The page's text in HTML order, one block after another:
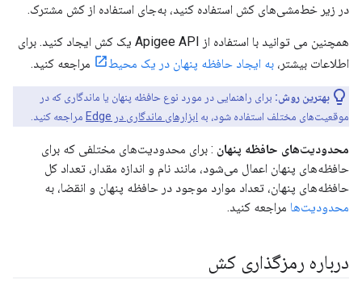
در زیر خط‌مشی‌های کش استفاده کنید، به‌جای استفاده از کش مشترک.
همچنین می توانید با استفاده از Apigee API یک کش ایجاد کنید. برای
اطلاعات بیشتر، به ایجاد حافظه پنهان در یک محیط مراجعه کنید.
بهترین روش: برای راهنمایی در مورد نوع حافظه پنهان یا ماندگاری که در
موقعیت‌های مختلف استفاده شود، به ابزارهای ماندگاری در Edge مراجعه کنید.
محدودیت‌های حافظه پنهان : برای محدودیت‌های مختلفی که برای
حافظه‌های پنهان اعمال می‌شود، مانند نام و اندازه مقدار، تعداد کل
حافظه‌های پنهان، تعداد موارد موجود در حافظه پنهان و انقضا، به
محدودیت‌ها مراجعه کنید.
درباره رمزگذاری کش